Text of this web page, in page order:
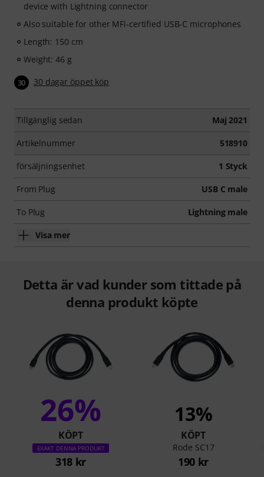
device with Lightning connector
Also suitable for other MFi-certified USB-C microphones
Length: 150 cm
Weight: 46 g
30 30 dagar öppet köp
Tillgänglig sedan Maj 2021
Artikelnummer 518910
försäljningsenhet 1 Styck
From Plug USB C male
To Plug Lightning male
Visa mer
Detta är vad kunder som tittade på
denna produkt köpte
26%
KÖPT
EXAKT DENNA PRODUKT
318 kr
13%
KÖPT
Rode SC17
190 kr